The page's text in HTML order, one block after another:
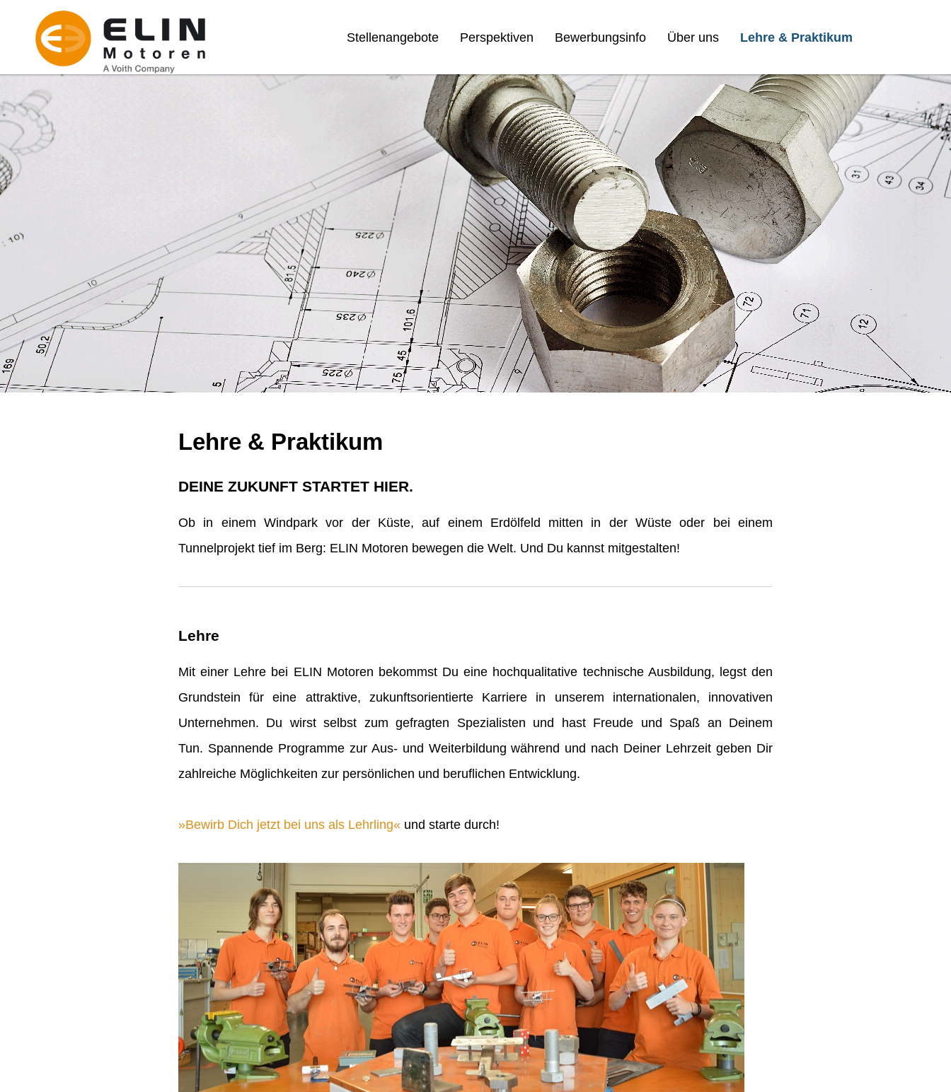
Stellenangebote Perspektiven Bewerbungsinfo Über uns Lehre & Praktikum
Lehre & Praktikum
DEINE ZUKUNFT STARTET HIER.
Ob in einem Windpark vor der Küste, auf einem Erdölfeld mitten in der Wüste oder bei einem
Tunnelprojekt tief im Berg: ELIN Motoren bewegen die Welt. Und Du kannst mitgestalten!
Lehre
Mit einer Lehre bei ELIN Motoren bekommst Du eine hochqualitative technische Ausbildung, legst den
Grundstein für eine attraktive, zukunftsorientierte Karriere in unserem internationalen, innovativen
Unternehmen. Du wirst selbst zum gefragten Spezialisten und hast Freude und Spaß an Deinem
Tun. Spannende Programme zur Aus- und Weiterbildung während und nach Deiner Lehrzeit geben Dir
zahlreiche Möglichkeiten zur persönlichen und beruflichen Entwicklung.
Bewirb Dich jetzt bei uns als Lehrling und starte durch!